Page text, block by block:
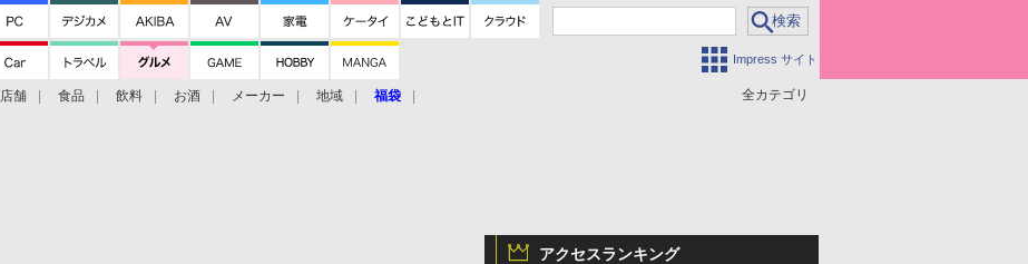
Impress サイト
全カテゴリ
店舗 食品 飲料 お酒 メーカー 地域 福袋
アクセスランキング